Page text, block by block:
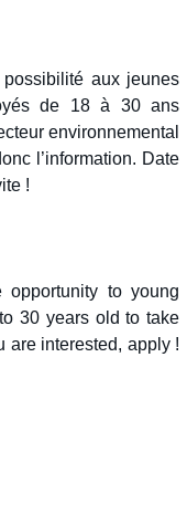
aux jeunes
de 18 à 30 ans
environnemental
l’information. Date
!
to young
30 years old to take
are interested, apply !